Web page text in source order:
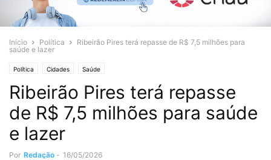
Início Política
Ribeirão Pires terá repasse de R$ 7,5 milhões para
saúde e lazer
Política Cidades Saúde
Ribeirão Pires terá repasse
de R$ 7,5 milhões para saúde
e lazer
Por Redação - 16/05/2026